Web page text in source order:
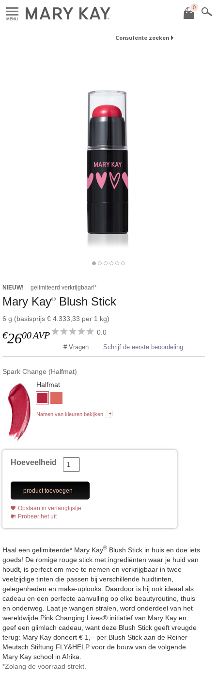
MENU
0
Consulente zoeken
NIEUW! gelimiteerd verkrijgbaar!*
Mary Kay® Blush Stick
6 g (basisprijs € 4.333,33 per 1 kg)
€2600AVP 0.0
# Vragen Schrijf de eerste beoordeling
Spark Change (Halfmat)
Halfmat
Namen van kleuren bekijken
Hoeveelheid
product toevoegen
Opslaan in verlanglijstje
Probeer het uit
Haal een gelimiteerde* Mary Kay® Blush Stick in huis en doe iets
goeds! De romige rouge stick met ingrediënten waar je huid van
houdt, is perfect om mee te nemen en verkrijgbaar in twee
veelzijdige tinten die passen bij verschillende huidtinten,
gelegenheden en make-uplooks. Daardoor is hij ook ideaal als
cadeau en een perfecte aanvulling op elke beautyroutine, thuis
en onderweg. Laat je wangen stralen, word onderdeel van het
wereldwijde Pink Changing Lives® initiatief van Mary Kay en
geef een glimlach cadeau, want deze Blush Stick geeft vreugde
terug: Mary Kay doneert € 1,– per Blush Stick aan de Reiner
Meutsch Stiftung FLY&HELP voor de bouw van de volgende
Mary Kay school in Afrika.
*Zolang de voorraad strekt.